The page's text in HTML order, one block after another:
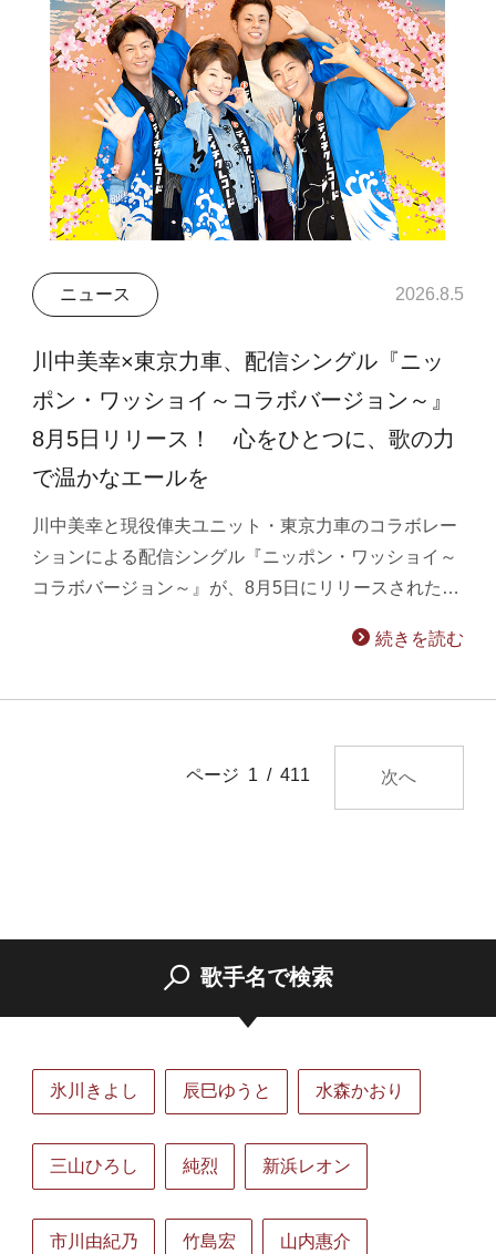
ニュース 2026.8.5
川中美幸×東京力車、配信シングル『ニッ
ポン・ワッショイ～コラボバージョン～』
8月5日リリース！ 心をひとつに、歌の力
で温かなエールを
川中美幸と現役俥夫ユニット・東京力車のコラボレー
ションによる配信シングル『ニッポン・ワッショイ～
コラボバージョン～』が、8月5日にリリースされた…
続きを読む
ページ 1 / 411 次へ
歌手名で検索
氷川きよし 辰巳ゆうと 水森かおり
三山ひろし 純烈 新浜レオン
市川由紀乃 竹島宏 山内惠介